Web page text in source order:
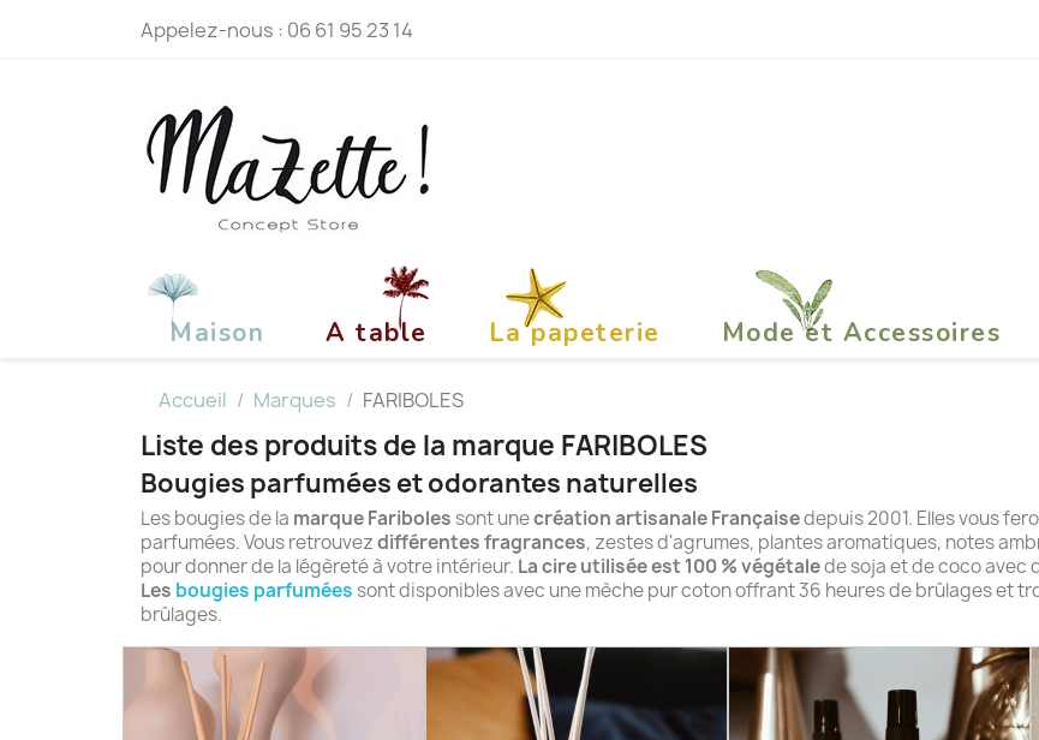
Appelez-nous : 06 61 95 23 14
Maison A table La papeterie Mode et Accessoires
Accueil Marques FARIBOLES
Liste des produits de la marque FARIBOLES
Bougies parfumées et odorantes naturelles
Les bougies de la marque Fariboles sont unecréation artisanale Françaisedepuis 2001. Elles vous
parfumées. Vous retrouvezdifférentes fragrances, zestes d'agrumes, plantes aromatiques, notes
pour donner de la légèreté à votre intérieur. La cire utilisée est 100 % végétalede soja et de coco avec
Les bougies parfumées sont disponibles avec une mèche pur coton offrant 36 heures de brûlages et
brûlages.